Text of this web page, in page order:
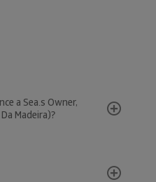
a Sea.s Owner,
Madeira)?